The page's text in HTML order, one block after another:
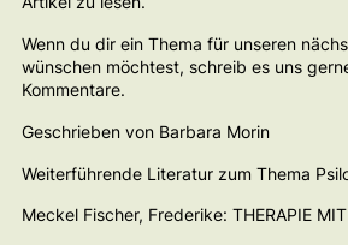
Wenn du dir ein Thema für unseren
wünschen möchtest, schreib es uns
Kommentare.
Geschrieben von Barbara Morin
Weiterführende Literatur zum Thema
Meckel Fischer, Frederike: THERAPIE